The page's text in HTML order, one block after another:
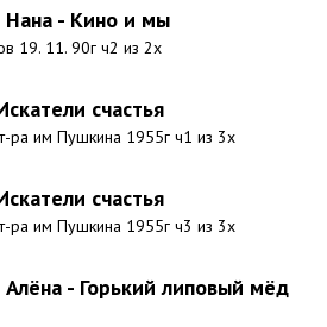
Нана - Кино и мы
19. 11. 90г ч2 из 2х
счастья
ра им Пушкина 1955г ч1 из 3х
счастья
ра им Пушкина 1955г ч3 из 3х
Алёна - Горький липовый мёд